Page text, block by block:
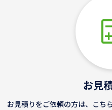
お見
お見積りをご依頼の方は、こち